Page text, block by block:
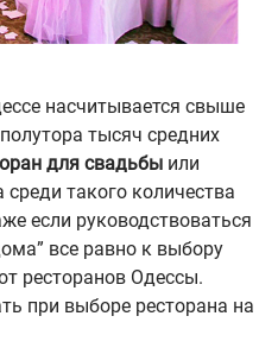
насчитывается свыше
тысяч средних
для свадьбы или
такого количества
если руководствоваться
все равно к выбору
ресторанов Одессы.
при выборе ресторана на